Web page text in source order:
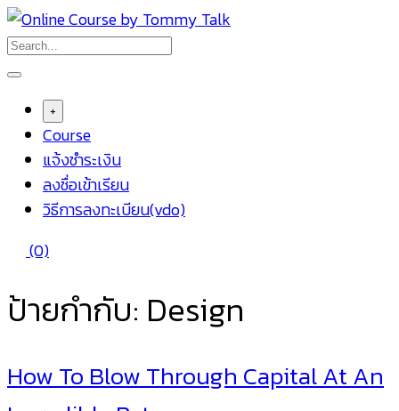
Skip
to
content
+
Course
แจ้งชำระเงิน
ลงชื่อเข้าเรียน
วิธีการลงทะเบียน(vdo)
(0)
ป้ายกำกับ: Design
How To Blow Through Capital At An